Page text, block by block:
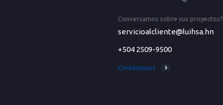
Conversamos sobre sus proyectos?
servicioalcliente@luihsa.hn
+504 2509-9500
Contáctenos